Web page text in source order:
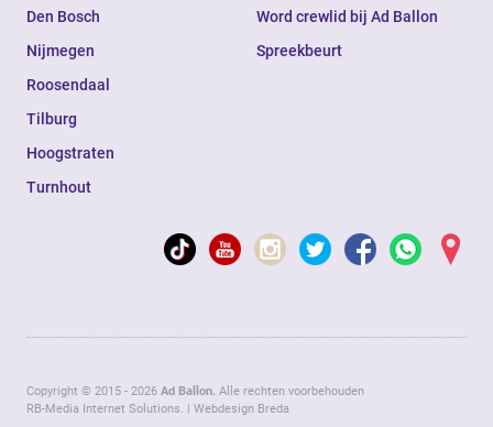
Den Bosch
Nijmegen
Roosendaal
Tilburg
Hoogstraten
Turnhout
Word crewlid bij Ad Ballon
Spreekbeurt
Copyright © 2015 - 2026 Ad Ballon. Alle rechten voorbehouden
RB-Media Internet Solutions. | Webdesign Breda